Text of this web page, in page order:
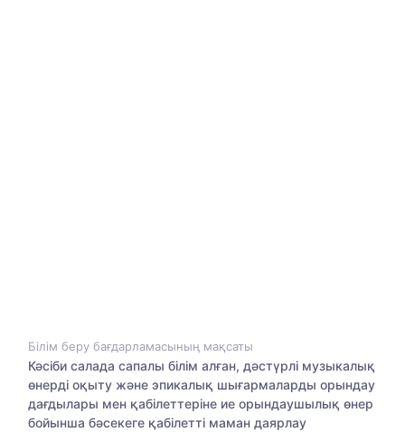
Білім беру бағдарламасының мақсаты
Кәсіби салада сапалы білім алған, дәстүрлі музыкалық
өнерді оқыту және эпикалық шығармаларды орындау
дағдылары мен қабілеттеріне ие орындаушылық өнер
бойынша бәсекеге қабілетті маман даярлау